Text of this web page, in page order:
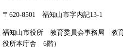
〒620-8501 福知山市字内記13-1
福知山市役所 教育委員会事務局 教
役所本庁舎 6階）